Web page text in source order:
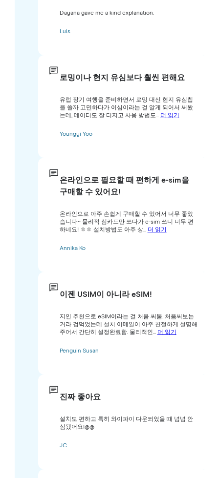
Dayana gave me a kind explanation.
Luis
로밍이나 현지 유심보다 훨씬 편해요
유럽 장기 여행을 준비하면서 로밍 대신 현지 유심칩
을 쓸까 고민하다가 이심이라는 걸 알게 되어서 써봤
는데, 데이터도 잘 터지고 사용 방법도... 더 읽기
Youngyi Yoo
온라인으로 필요할 때 편하게 e-sim을
구매할 수 있어요!
온라인으로 아주 손쉽게 구매할 수 있어서 너무 좋았
습니다~ 물리적 심카드만 쓰다가 e-sim 쓰니 너무 편
하네요! ㅎㅎ 설치방법도 아주 상... 더 읽기
Annika Ko
이젠 USIM이 아니라 eSIM!
지인 추천으로 eSIM이라는 걸 처음 써봄. 처음써보는
거라 겁먹었는데 설치 이메일이 아주 친절하게 설명해
주어서 간단히 설정완료함. 물리적인... 더 읽기
Penguin Susan
진짜 좋아요
설치도 편하고 특히 와이파이 다운되었을 때 넘넘 안
심됐어요!@@
JC